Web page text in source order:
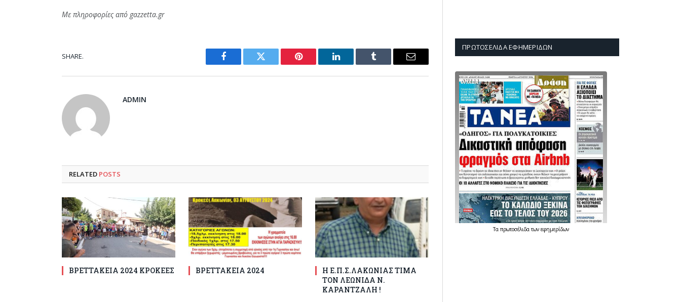
Με πληροφορίες από gazzetta.gr
SHARE.
Facebook Twitter Pinterest LinkedIn Tumblr Email
ADMIN
RELATED POSTS
ΒΡΕΤΤΑΚΕΙΑ 2024 ΚΡΟΚΕΕΣ ΒΡΕΤΤΑΚΕΙΑ 2024
Η Ε.Π.Σ.ΛΑΚΩΝΙΑΣ ΤΙΜΑ
ΤΟΝ ΛΕΩΝΙΔΑ Ν.
ΚΑΡΑΝΤΖΑΛΗ !
ΠΡΩΤΟΣΈΛΙΔΑ ΕΦΗΜΕΡΊΔΩΝ
Τα πρωτοσέλιδατων εφημερίδων